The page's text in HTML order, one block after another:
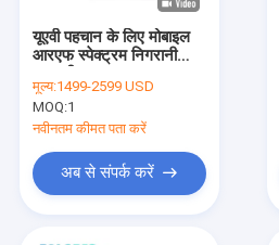
​​यूएवी पहचान के लिए मोबाइल
आरएफ स्पेक्ट्रम निगरानी
मूल्य:1499-2599 USD
MOQ:1
नवीनतम कीमत पता करें
अब से संपर्क करें